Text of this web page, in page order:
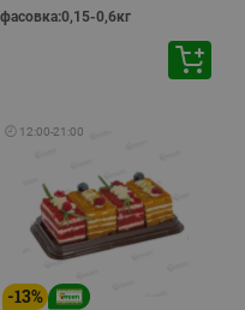
фасовка:0,15-0,6кг
🕘 12:00-21:00
-13%